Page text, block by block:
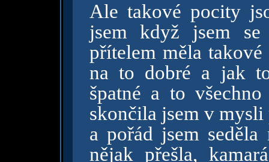
Ale takové pocity
jsem když jsem
přítelem měla
na to dobré a jak
špatné a to
skončila jsem v
a pořád jsem
nějak přešla,